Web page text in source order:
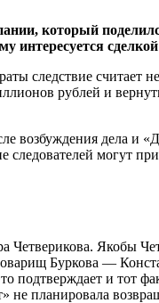
который
интересуется
следствие считает
рублей и
возбуждения дела и
могут
Четверикова. Якобы
Буркова —
подтверждает и тот
планировала